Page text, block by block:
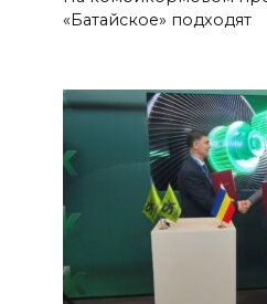
«Батайское» подходят